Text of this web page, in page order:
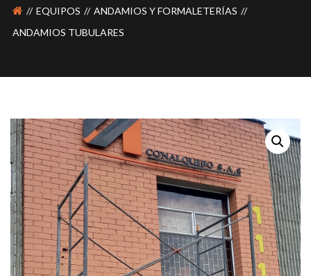
EQUIPOS
ANDAMIOS Y FORMALETERÍAS
ANDAMIOS TUBULARES